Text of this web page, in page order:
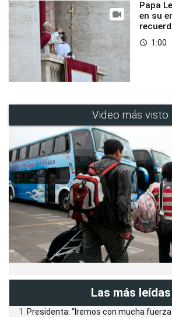
Papa
en su
access_time 1:00
Video más visto
Las más leídas
Presidenta: “Iremos con mucha